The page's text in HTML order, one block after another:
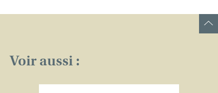
Voir aussi :